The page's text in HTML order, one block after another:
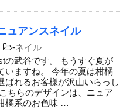
ュアンスネイル
-ネイル
の武谷です。 もうすぐ夏が
いますね。 今年の夏は柑橘
ばれるお客様が沢山いらっし
ちらのデザインは、ニュア
橘系のお色味 …